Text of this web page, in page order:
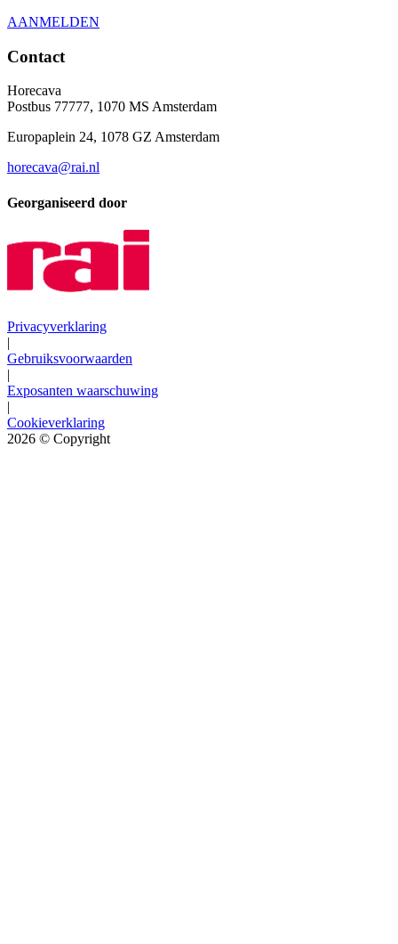
AANMELDEN
Contact
Horecava
Postbus 77777, 1070 MS Amsterdam
Europaplein 24, 1078 GZ Amsterdam
horecava@rai.nl
Georganiseerd door
Privacyverklaring
|
Gebruiksvoorwaarden
|
Exposanten waarschuwing
|
Cookieverklaring
2026 © Copyright